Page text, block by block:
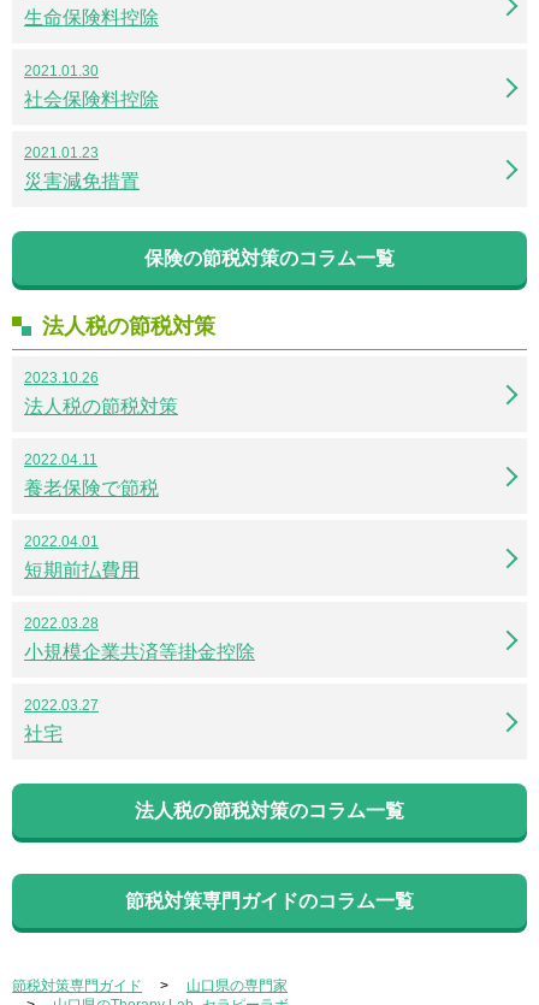
生命保険料控除
2021.01.30
社会保険料控除
2021.01.23
災害減免措置
保険の節税対策のコラム一覧
法人税の節税対策
2023.10.26
法人税の節税対策
2022.04.11
養老保険で節税
2022.04.01
短期前払費用
2022.03.28
小規模企業共済等掛金控除
2022.03.27
社宅
法人税の節税対策のコラム一覧
節税対策専門ガイドのコラム一覧
節税対策専門ガイド
山口県の専門家